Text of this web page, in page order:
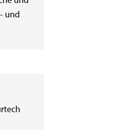
und